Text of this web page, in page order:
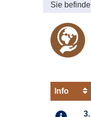
Sie
Info